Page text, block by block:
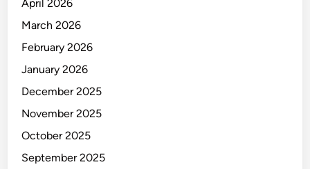
April 2026
March 2026
February 2026
January 2026
December 2025
November 2025
October 2025
September 2025